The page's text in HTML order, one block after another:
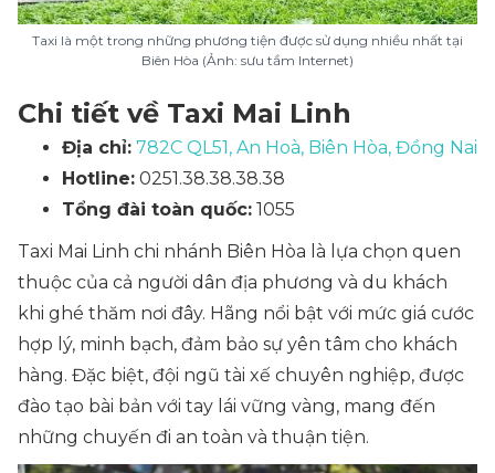
Taxi là một trong những phương tiện được sử dụng nhiều nhất tại
Biên Hòa (Ảnh: sưu tầm Internet)
Chi tiết về Taxi Mai Linh
Địa chỉ: 782C QL51, An Hoà, Biên Hòa, Đồng Nai
Hotline: 0251.38.38.38.38
Tổng đài toàn quốc: 1055
Taxi Mai Linh chi nhánh Biên Hòa là lựa chọn quen
thuộc của cả người dân địa phương và du khách
khi ghé thăm nơi đây. Hãng nổi bật với mức giá cước
hợp lý, minh bạch, đảm bảo sự yên tâm cho khách
hàng. Đặc biệt, đội ngũ tài xế chuyên nghiệp, được
đào tạo bài bản với tay lái vững vàng, mang đến
những chuyến đi an toàn và thuận tiện.